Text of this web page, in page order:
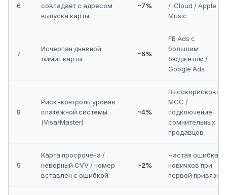
6
совпадает с адресом
выпуска карты
~7%
/ iCloud / Apple
Music
7
Исчерпан дневной
лимит карты
~6%
FB Ads с
большим
бюджетом /
Google Ads
8
Риск-контроль уровня
платёжной системы
(Visa/Master)
~4%
Высокорисковые
MCC /
подключение
сомнительных
продавцов
9
Карта просрочена /
неверный CVV / номер
вставлен с ошибкой
~2%
Частая ошибка
новичков при
первой привязке